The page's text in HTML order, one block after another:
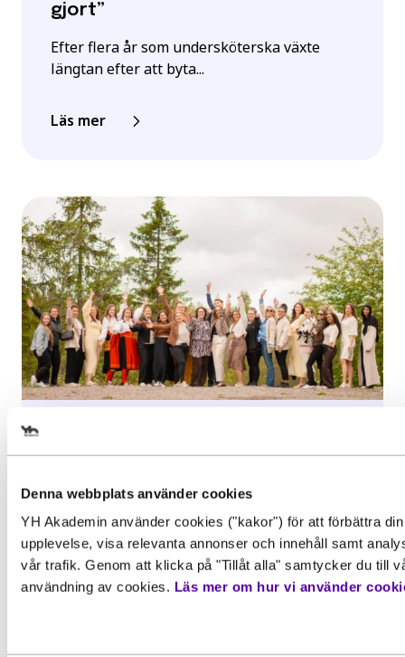
Denna webbplats använder cookies
YH Akademin använder cookies ("kakor") för att förbättra din
upplevelse, visa relevanta annonser och innehåll samt
vår trafik. Genom att klicka på "Tillåt alla" samtycker du till
användning av cookies. Läs mer om hur vi använder
gjort”
Efter flera år som undersköterska växte
längtan efter att byta...
Läs mer
Affärsutvecklare besöksnäring
Efter två års studier var det äntligen dags
för de...
Gör en intresseanmälan för att
mer information om den här
utbildningen
Förnamn*